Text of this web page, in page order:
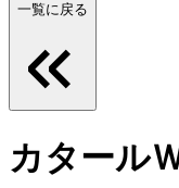
一覧に戻る
カタール